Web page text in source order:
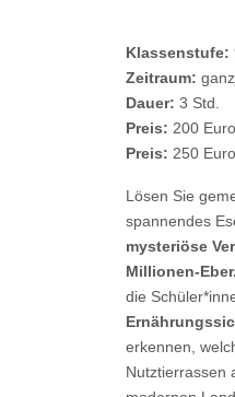
Klassenstufe:
Zeitraum:
Dauer:3 Std.
Preis: 200
Preis: 250
Lösen Sie
spannendes
mysteriöse
Millionen-Eber.
die
erkennen,
Nutztierrassen